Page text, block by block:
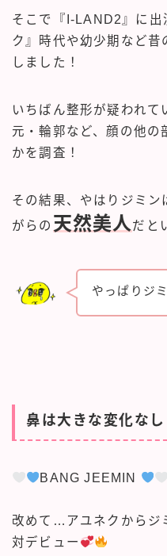
そこで『I-LAND2』に出
ク』時代や幼少期など昔
しました！
いちばん整形が疑われて
元・輪郭など、顔の他の
かを調査！
その結果、やはりジミン
がらの 天然美人だと
やっぱりジ
鼻は大きな変化なし
BANG JEEMIN
改めて…アユネクからジ
対デビュー